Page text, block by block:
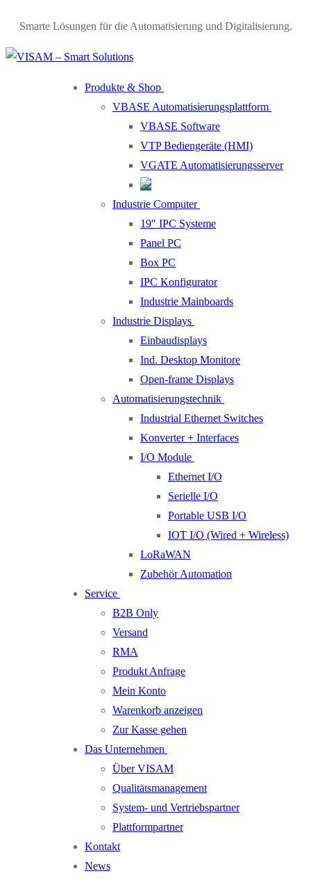
Smarte Lösungen für die Automatisierung und Digitalisierung.
Produkte & Shop
VBASE Automatisierungsplattform
VBASE Software
VTP Bediengeräte (HMI)
VGATE Automatisierungsserver
Industrie Computer
19″ IPC Systeme
Panel PC
Box PC
IPC Konfigurator
Industrie Mainboards
Industrie Displays
Einbaudisplays
Ind. Desktop Monitore
Open-frame Displays
Automatisierungstechnik
Industrial Ethernet Switches
Konverter + Interfaces
I/O Module
Ethernet I/O
Serielle I/O
Portable USB I/O
IOT I/O (Wired + Wireless)
LoRaWAN
Zubehör Automation
Service
B2B Only
Versand
RMA
Produkt Anfrage
Mein Konto
Warenkorb anzeigen
Zur Kasse gehen
Das Unternehmen
Über VISAM
Qualitätsmanagement
System- und Vertriebspartner
Plattformpartner
Kontakt
News